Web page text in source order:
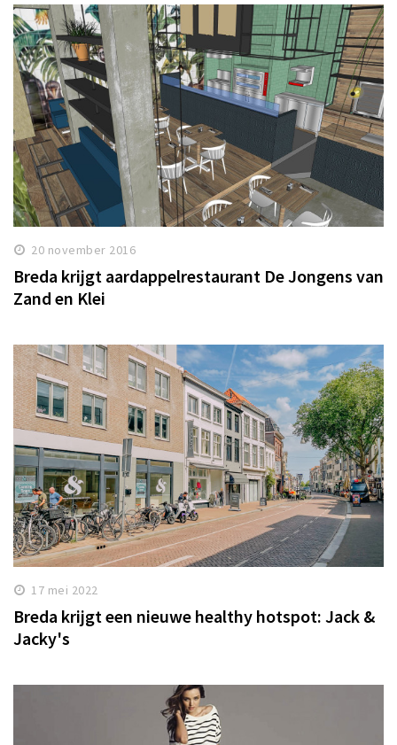
20 november 2016
Breda krijgt aardappelrestaurant De Jongens van
Zand en Klei
17 mei 2022
Breda krijgt een nieuwe healthy hotspot: Jack &
Jacky's